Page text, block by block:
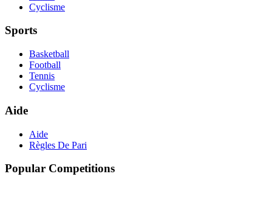
Cyclisme
Sports
Basketball
Football
Tennis
Cyclisme
Aide
Aide
Règles De Pari
Popular Competitions